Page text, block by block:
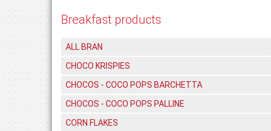
Breakfast products
ALL BRAN
CHOCO KRISPIES
CHOCOS - COCO POPS BARCHETTA
CHOCOS - COCO POPS PALLINE
CORN FLAKES